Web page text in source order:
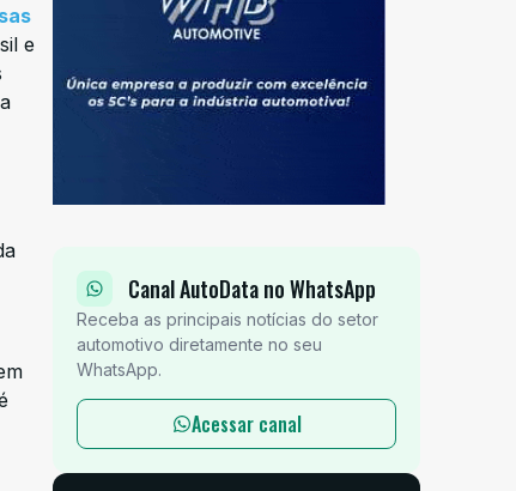
e
Canal AutoData no WhatsApp
Receba as principais notícias do setor
automotivo diretamente no seu
WhatsApp.
Acessar canal